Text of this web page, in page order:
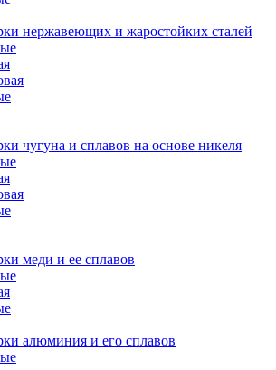
нержавеющих и жаростойких сталей
чугуна и сплавов на основе никеля
меди и ее сплавов
алюминия и его сплавов